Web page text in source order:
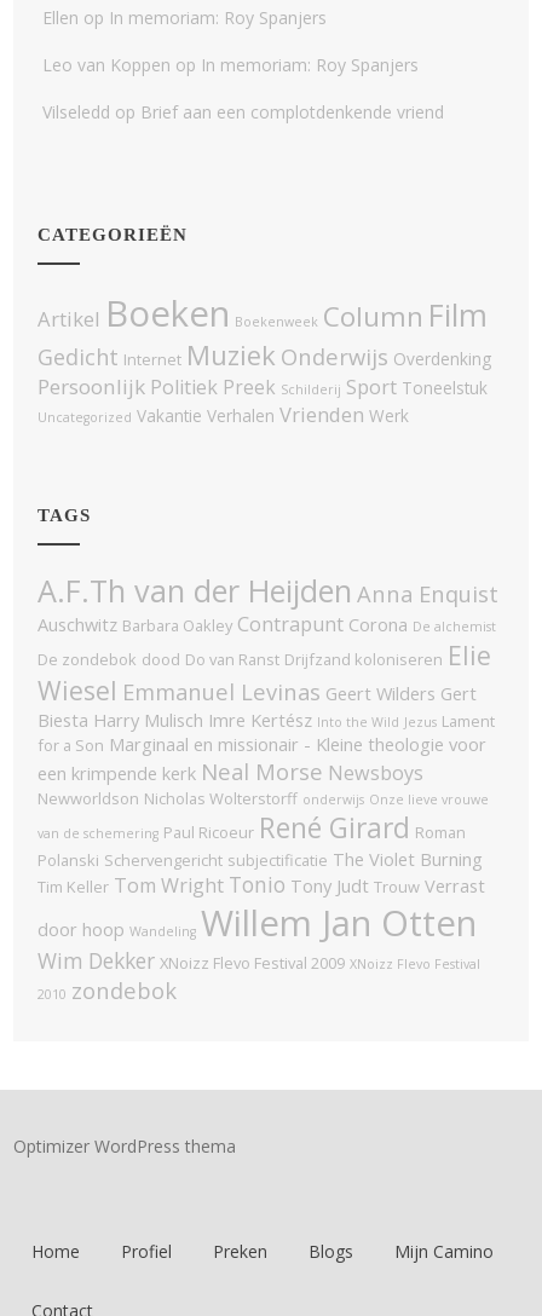
Ellen op In memoriam: Roy Spanjers
Leo van Koppen op In memoriam: Roy Spanjers
Vilseledd op Brief aan een complotdenkende vriend
CATEGORIEËN
Artikel Boeken Boekenweek Column Film
Gedicht Internet Muziek Onderwijs Overdenking
Persoonlijk Politiek Preek Schilderij Sport Toneelstuk
Uncategorized Vakantie Verhalen Vrienden Werk
TAGS
A.F.Th van der Heijden Anna Enquist
Auschwitz Barbara Oakley Contrapunt Corona De alchemist
De zondebok dood Do van Ranst Drijfzand koloniseren Elie
Wiesel Emmanuel Levinas Geert Wilders Gert
Biesta Harry Mulisch Imre Kertész Into the Wild Jezus Lament
for a Son Marginaal en missionair - Kleine theologie voor
een krimpende kerk Neal Morse Newsboys
Newworldson Nicholas Wolterstorff onderwijs Onze lieve vrouwe
van de schemering Paul Ricoeur René Girard Roman
Polanski Schervengericht subjectificatie The Violet Burning
Tim Keller Tom Wright Tonio Tony Judt Trouw Verrast
door hoop Wandeling Willem Jan Otten
Wim Dekker XNoizz Flevo Festival 2009 XNoizz Flevo Festival
2010 zondebok
Optimizer WordPress thema
Home Profiel Preken Blogs Mijn Camino
Contact